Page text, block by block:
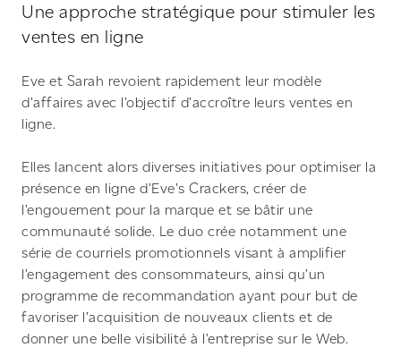
Une approche stratégique pour stimuler les
ventes en ligne
Eve et Sarah revoient rapidement leur modèle
d’affaires avec l’objectif d’accroître leurs ventes en
ligne.
Elles lancent alors diverses initiatives pour optimiser la
présence en ligne d’Eve’s Crackers, créer de
l’engouement pour la marque et se bâtir une
communauté solide. Le duo crée notamment une
série de courriels promotionnels visant à amplifier
l’engagement des consommateurs, ainsi qu’un
programme de recommandation ayant pour but de
favoriser l’acquisition de nouveaux clients et de
donner une belle visibilité à l’entreprise sur le Web.